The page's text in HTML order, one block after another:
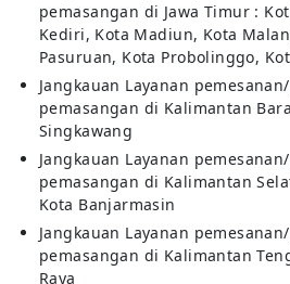
pemasangan di Jawa Timur :
Kediri, Kota Madiun, Kota
Pasuruan, Kota Probolinggo,
Jangkauan Layanan
pemasangan di Kalimantan
Singkawang
Jangkauan Layanan
pemasangan di Kalimantan
Kota Banjarmasin
Jangkauan Layanan
pemasangan di Kalimantan
Raya